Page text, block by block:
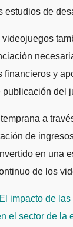
estudios de
financieros y
del
a
de
en una
de los
El impacto de
el sector de la